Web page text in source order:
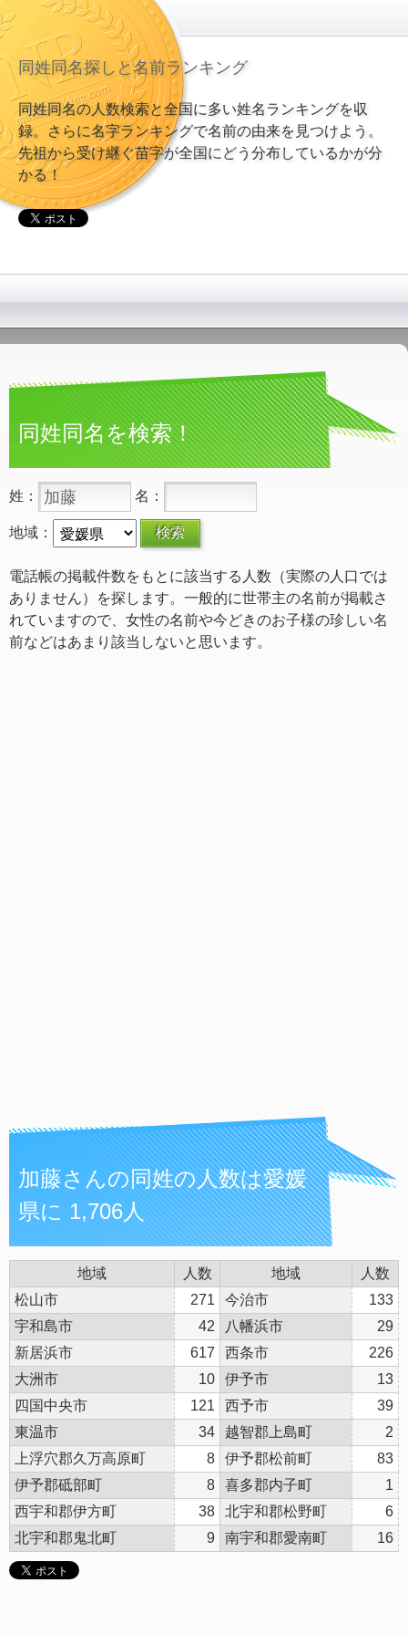
同姓同名探しと名前ランキング
同姓同名の人数検索と全国に多い姓名ランキングを収
録。さらに名字ランキングで名前の由来を見つけよう。
先祖から受け継ぐ苗字が全国にどう分布しているかが分
かる！
同姓同名を検索！
姓： 名：
地域：
電話帳の掲載件数をもとに該当する人数（実際の人口では
ありません）を探します。一般的に世帯主の名前が掲載さ
れていますので、女性の名前や今どきのお子様の珍しい名
前などはあまり該当しないと思います。
加藤さんの同姓の人数は愛媛
県に 1,706人
地域 人数 地域
人数
松山市
271 今治市
133
宇和島市
42 八幡浜市
29
新居浜市
617 西条市
226
大洲市
10 伊予市
13
四国中央市
121 西予市
39
東温市
34 越智郡上島町
2
上浮穴郡久万高原町
8 伊予郡松前町
83
伊予郡砥部町
8 喜多郡内子町
1
西宇和郡伊方町
38 北宇和郡松野町
6
北宇和郡鬼北町
9 南宇和郡愛南町 16